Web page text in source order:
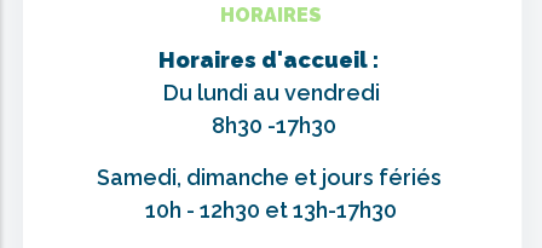
HORAIRES
Horaires d'accueil :
Du lundi au vendredi
8h30 -17h30
Samedi, dimanche et jours fériés
10h - 12h30 et 13h-17h30